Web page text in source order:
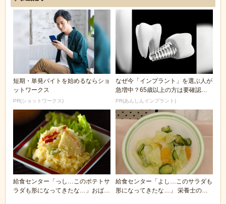
短期・単発バイトを始めるならショ
ットワークス
PR(ショットワークス)
なぜ今「インプラント」を選ぶ人が
急増中？65歳以上の方は要確認。
抜けた歯の放置は...
PR(あんしんインプラント)
給食センター「っし…このポテトサ
ラダも形になってきたな…」おばち
給食センター「よし…このサラダも
形になってきたな…」 栄養士のお